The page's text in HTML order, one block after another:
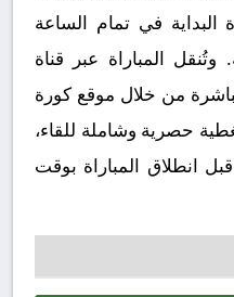
صافرة البداية في تمام الساعة
وتُنقل المباراة عبر قناة
من خلال موقع كورة
حصرية وشاملة للقاء،
انطلاق المباراة بوقت